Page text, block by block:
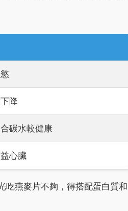
降
碳水較健康
心臟
吃燕麥片不夠，得搭配蛋白質和